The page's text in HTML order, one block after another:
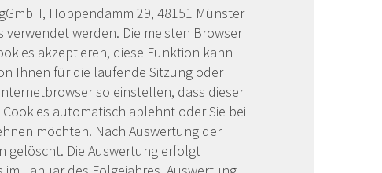
Hoppendamm 29, 48151 Münster
verwendet werden. Die meisten Browser
akzeptieren, diese Funktion kann
Ihnen für die laufende Sitzung oder
so einstellen, dass dieser
automatisch ablehnt oder Sie bei
möchten. Nach Auswertung der
gelöscht. Die Auswertung erfolgt